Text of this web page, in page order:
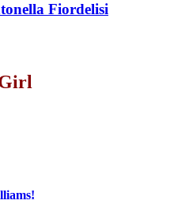
Fiordelisi